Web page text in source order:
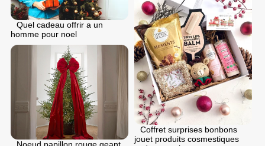
Quel cadeau offrir a un
homme pour noel
Coffret surprises bonbons
jouet produits cosmestiques